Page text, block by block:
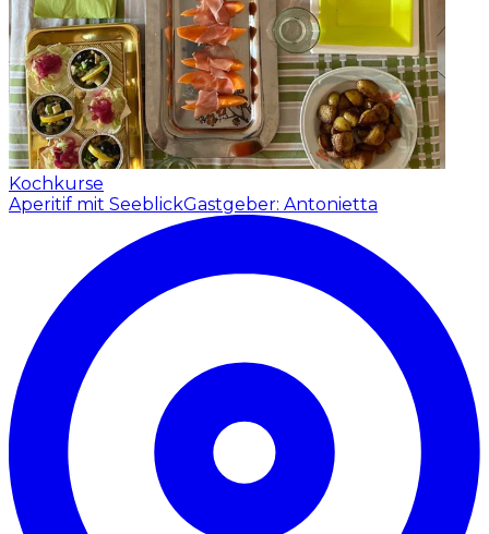
Kochkurse
Aperitif mit SeeblickGastgeber: Antonietta